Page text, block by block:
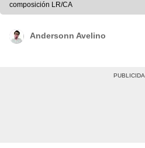
composición LR/CA
Andersonn Avelino